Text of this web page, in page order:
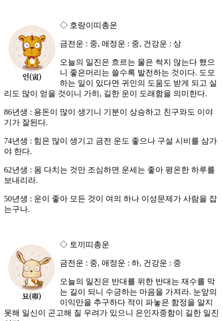
◇ 호랑이띠총운
금전운 : 중, 애정운 : 중, 건강운 : 상
오늘의 일진은 흐르는 물은 썩지 않는다 했으
니 좋은머리는 쓸수록 발전하는 것이다. 도모
하는 일이 있다면 귀인의 도움도 받게 되고 실
리도 많이 얻을 것이니 가히, 길한 운이 도래함을 의미한다.
86년생 : 용돈이 많이 생기니 기분이 상승하고 친구와도 이야
기가 잘된다.
74년생 : 힘은 많이 생기고 금전 운도 좋으나 구설 시비를 삼가
야 한다.
62년생 : 몸 다치는 것만 조심하면 운세는 좋아 평온한 하루를
보내리라.
50년생 : 운이 좋아 모든 것이 여의 하나 이성문제가 사람을 잡
는구나.
◇ 토끼띠총운
금전운 : 중, 애정운 : 하, 건강운 : 중
오늘의 일진은 반대를 위한 반대는 재수를 막
는 길이 되니 수긍하는 마음을 가져라. 눈앞의
이익만을 추구하다 적이 파놓은 함정을 알지
못해 일신이 곤고해 질 우려가 있으니 은인자중함이 길한 일진